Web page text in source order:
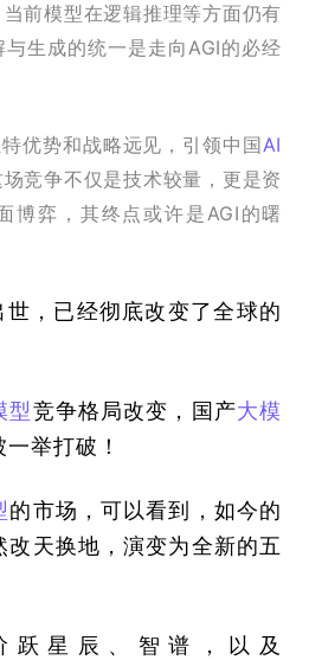
前模型在逻辑推理等方面仍有
生成的统一是走向AGI的必经
优势和战略远见，引领中国AI
竞争不仅是技术较量，更是资
博弈，其终点或许是AGI的曙
世，已经彻底改变了全球的
型竞争格局改变，国产大模
举打破！
的市场，可以看到，如今的
改天换地，演变为全新的五
跃星辰、智谱，以及